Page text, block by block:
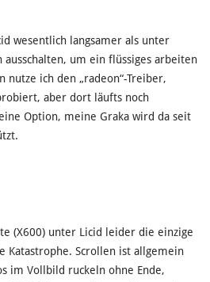
wesentlich langsamer als unter
ausschalten, um ein flüssiges arbeiten
nutze ich den „radeon“-Treiber,
aber dort läufts noch
Option, meine Graka wird da seit
(X600) unter Licid leider die einzige
Scrollen ist allgemein
im Vollbild ruckeln ohne Ende,